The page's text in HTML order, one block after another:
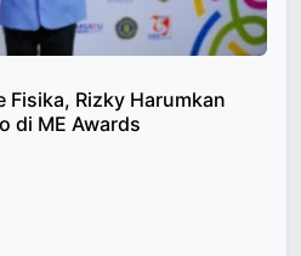
Fisika, Rizky Harumkan
di ME Awards